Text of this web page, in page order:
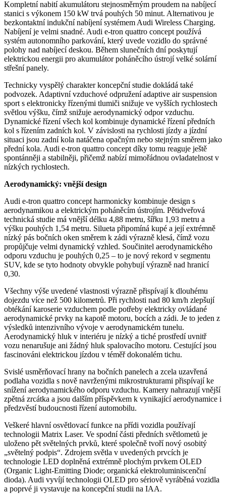
Kompletní nabití akumulátoru stejnosměrným proudem na nabíjecí
stanici s výkonem 150 kW trvá pouhých 50 minut. Alternativou je
bezkontaktní indukční nabíjení systémem Audi Wireless Charging.
Nabíjení je velmi snadné. Audi e-tron quattro concept používá
systém autonomního parkování, který uvede vozidlo do správné
polohy nad nabíjecí deskou. Během slunečních dní poskytují
elektrickou energii pro akumulátor poháněcího ústrojí velké solární
střešní panely.
Technicky vyspělý charakter koncepční studie dokládá také
podvozek. Adaptivní vzduchové odpružení adaptive air suspension
sport s elektronicky řízenými tlumiči snižuje ve vyšších rychlostech
světlou výšku, čímž snižuje aerodynamický odpor vzduchu.
Dynamické řízení všech kol kombinuje dynamické řízení předních
kol s řízením zadních kol. V závislosti na rychlosti jízdy a jízdní
situaci jsou zadní kola natáčena opačným nebo stejným směrem jako
přední kola. Audi e-tron quattro concept díky tomu reaguje ještě
spontánněji a stabilněji, přičemž nabízí mimořádnou ovladatelnost v
nízkých rychlostech.
Aerodynamický: vnější design
Audi e-tron quattro concept harmonicky kombinuje design s
aerodynamikou a elektrickým poháněcím ústrojím. Pětidveřová
technická studie má vnější délku 4,88 metru, šířku 1,93 metru a
výšku pouhých 1,54 metru. Silueta připomíná kupé a její extrémně
nízký pás bočních oken směrem k zádi výrazně klesá, čímž vozu
propůjčuje velmi dynamický vzhled. Součinitel aerodynamického
odporu vzduchu je pouhých 0,25 – to je nový rekord v segmentu
SUV, kde se tyto hodnoty obvykle pohybují výrazně nad hranicí
0,30.
Všechny výše uvedené vlastnosti výrazně přispívají k dlouhému
dojezdu více než 500 kilometrů. Při rychlosti nad 80 km/h zlepšují
obtékání karoserie vzduchem podle potřeby elektricky ovládané
aerodynamické prvky na kapotě motoru, bocích a zádi. Je to jeden z
výsledků intenzivního vývoje v aerodynamickém tunelu.
Aerodynamický hluk v interiéru je nízký a tiché prostředí uvnitř
vozu nenarušuje ani žádný hluk spalovacího motoru. Cestující jsou
fascinováni elektrickou jízdou v téměř dokonalém tichu.
Svislé usměrňovací hrany na bočních panelech a zcela uzavřená
podlaha vozidla s nově navrženými mikrostrukturami přispívají ke
snížení aerodynamického odporu vzduchu. Kamery nahrazují vnější
zpětná zrcátka a jsou dalším příspěvkem k vynikající aerodynamice i
předzvěstí budoucnosti řízení automobilu.
Veškeré hlavní osvětlovací funkce na přídi vozidla používají
technologii Matrix Laser. Ve spodní části předních světlometů je
uloženo pět světelných prvků, které společně tvoří nový osobitý
„světelný podpis“. Zdrojem světla v uvedených prvcích je
technologie LED doplněná extrémně plochým prvkem OLED
(Organic Light-Emitting Diode; organická elektroluminiscenční
dioda). Audi vyvíjí technologii OLED pro sériově vyráběná vozidla
a poprvé ji vystavuje na koncepční studii na IAA.